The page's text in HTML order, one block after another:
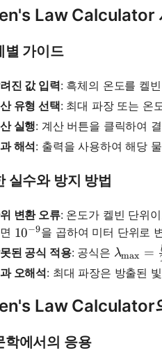
Law Calculator
별 가이드
진 값 입력: 흑체의 온도를 켈
유형 선택: 최대 파장 또는 온
실행: 계산 버튼을 클릭하여
해석: 출력을 사용하여 해당
실수와 방지 방법
변환 오류: 온도가 켈빈 단위
10^{-9}
10−9을 곱하여 미터 단위로
된 공식 적용: 공식은 λmax =
오해석: 최대 파장은 방출된
Law Calculator
학에서의 응용